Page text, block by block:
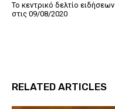
Το κεντρικό δελτίο ειδήσεων
στις 09/08/2020
RELATED ARTICLES